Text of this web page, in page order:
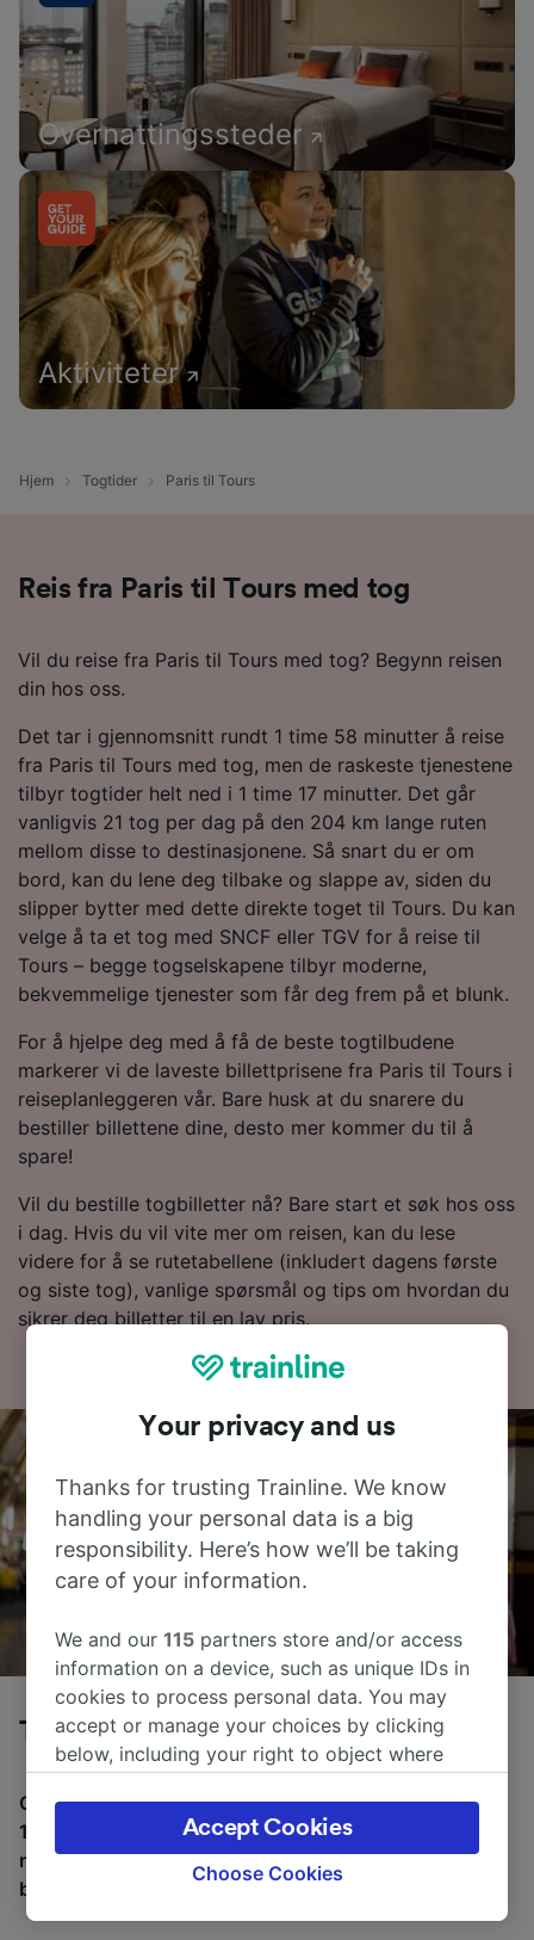
Overnattingssteder
Aktiviteter
Hjem Togtider Paris til Tours
Reis fra Paris til Tours med tog
Vil du reise fra Paris til Tours med tog? Begynn reisen
din hos oss.
Det tar i gjennomsnitt rundt 1 time 58 minutter å reise
fra Paris til Tours med tog, men de raskeste tjenestene
tilbyr togtider helt ned i 1 time 17 minutter. Det går
vanligvis 21 tog per dag på den 204 km lange ruten
mellom disse to destinasjonene. Så snart du er om
bord, kan du lene deg tilbake og slappe av, siden du
slipper bytter med dette direkte toget til Tours. Du kan
velge å ta et tog med SNCF eller TGV for å reise til
Tours – begge togselskapene tilbyr moderne,
bekvemmelige tjenester som får deg frem på et blunk.
For å hjelpe deg med å få de beste togtilbudene
markerer vi de laveste billettprisene fra Paris til Tours i
reiseplanleggeren vår. Bare husk at du snarere du
bestiller billettene dine, desto mer kommer du til å
spare!
Vil du bestille togbilletter nå? Bare start et søk hos oss
i dag. Hvis du vil vite mer om reisen, kan du lese
videre for å se rutetabellene (inkludert dagens første
og siste tog), vanlige spørsmål og tips om hvordan du
sikrer deg billetter til en lav pris.
Tog fra Paris til Tours
Gjennomsnittlig tid å reise fra Paris til Tours med tog er
1 t 58m, over en avstand på rundt 204 km. Det er
normalt 21 tog per dag som reiser fra Paris til Tours, og
billetter starter fra kr 115,50.
Your privacy and us
Thanks for trusting Trainline. We know
handling your personal data is a big
responsibility. Here’s how we’ll be taking
care of your information.
We and our115 partners store and/or access
information on a device, such as unique IDs in
cookies to process personal data. You may
accept or manage your choices by clicking
below, including your right to object where
the privacy policy page. These choices will be
signaled to our partners and will not affect
browsing data. Your data will not be used for
track you.
Choose Cookies
Accept Cookies